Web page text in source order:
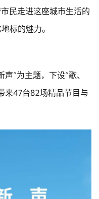
民走进这座城市生活的
标的魅力。
”为主题，下设“歌、
来47台82场精品节目与